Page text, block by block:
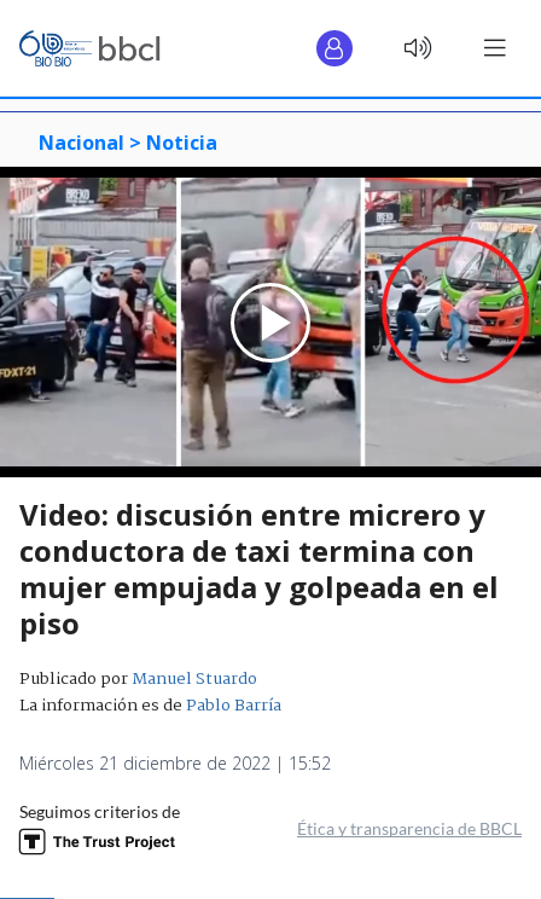
Nacional > Noticia
Video: discusión entre micrero y
conductora de taxi termina con
mujer empujada y golpeada en el
piso
Publicado porManuel Stuardo
La información es dePablo Barría
Miércoles 21 diciembre de 2022 | 15:52
Seguimos criterios de
Ética y transparencia de BBCL